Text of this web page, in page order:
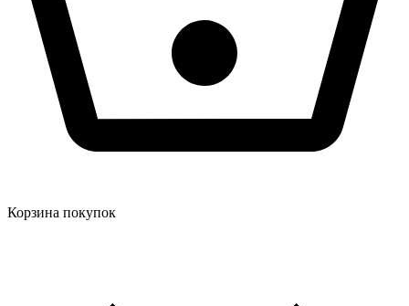
Корзина покупок